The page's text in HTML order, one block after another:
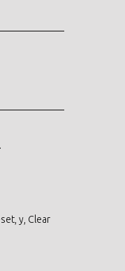
y Clear